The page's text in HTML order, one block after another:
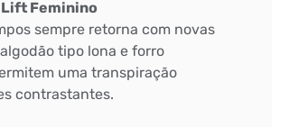
Lift Feminino
sempre retorna com novas
tipo lona e forro
uma transpiração
contrastantes.